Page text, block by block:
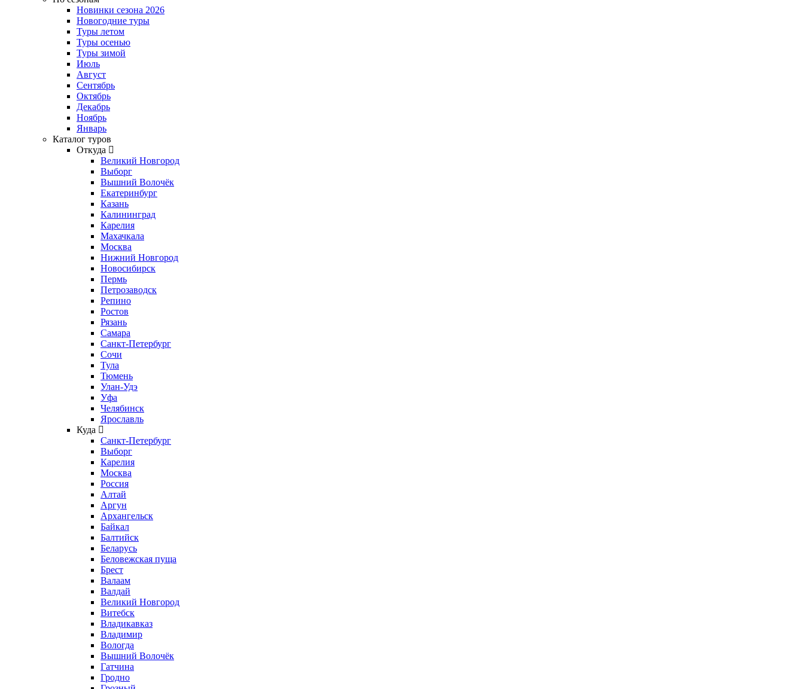
Новинки сезона 2026
Новогодние туры
Туры летом
Туры осенью
Туры зимой
Июль
Август
Сентябрь
Октябрь
Декабрь
Ноябрь
Январь
Каталог туров
Откуда
Великий Новгород
Выборг
Вышний Волочёк
Екатеринбург
Казань
Калининград
Карелия
Махачкала
Москва
Нижний Новгород
Новосибирск
Пермь
Петрозаводск
Репино
Ростов
Рязань
Самара
Санкт-Петербург
Сочи
Тула
Тюмень
Улан-Удэ
Уфа
Челябинск
Ярославль
Куда
Санкт-Петербург
Выборг
Карелия
Москва
Россия
Алтай
Аргун
Архангельск
Байкал
Балтийск
Беларусь
Беловежская пуща
Брест
Валаам
Валдай
Великий Новгород
Витебск
Владикавказ
Владимир
Вологда
Вышний Волочёк
Гатчина
Гродно